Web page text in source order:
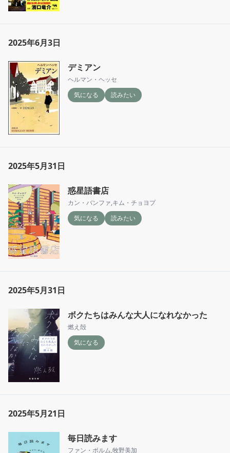
2025年6月3日
デミアン
ヘルマン・ヘッセ
気になる
読みたい
2025年5月31日
惑星語書店
カン・バンファ,キム・チョヨプ
気になる
読みたい
2025年5月31日
ボクたちはみんな大人になれなかった
燃え殻
気になる
2025年5月21日
毎日読みます
ファン・ボルム,牧野美加